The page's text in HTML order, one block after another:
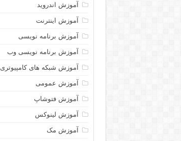
آموزش اندروید
آموزش اینترنت
آموزش برنامه نویسی
آموزش برنامه نویسی وب
آموزش شبکه های کامپیوتری
آموزش عمومی
آموزش فتوشاپ
آموزش لینوکس
آموزش مک